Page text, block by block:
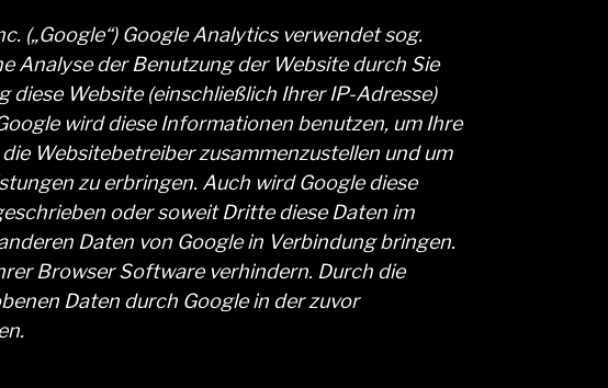
(„Google“) Google Analytics verwendet sog.
Analyse der Benutzung der Website durch Sie
Website (einschließlich Ihrer IP-Adresse)
wird diese Informationen benutzen, um Ihre
Websitebetreiber zusammenzustellen und um
zu erbringen. Auch wird Google diese
oder soweit Dritte diese Daten im
Daten von Google in Verbindung bringen.
Browser Software verhindern. Durch die
Daten durch Google in der zuvor